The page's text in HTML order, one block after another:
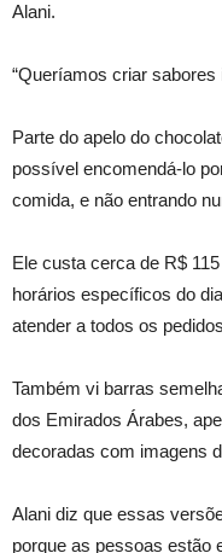
Alani.
“Queríamos criar sabores
Parte do apelo do
possível encomendá-lo
comida, e não entrando
Ele custa cerca de R$
horários específicos do
atender a todos os
Também vi barras
dos Emirados Árabes,
decoradas com imagens
Alani diz que essas
porque as pessoas estão